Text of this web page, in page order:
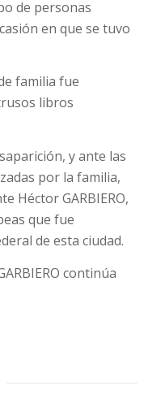
de personas
en que se tuvo
familia fue
libros
y ante las
por la familia,
Héctor GARBIERO,
que fue
de esta ciudad.
continúa